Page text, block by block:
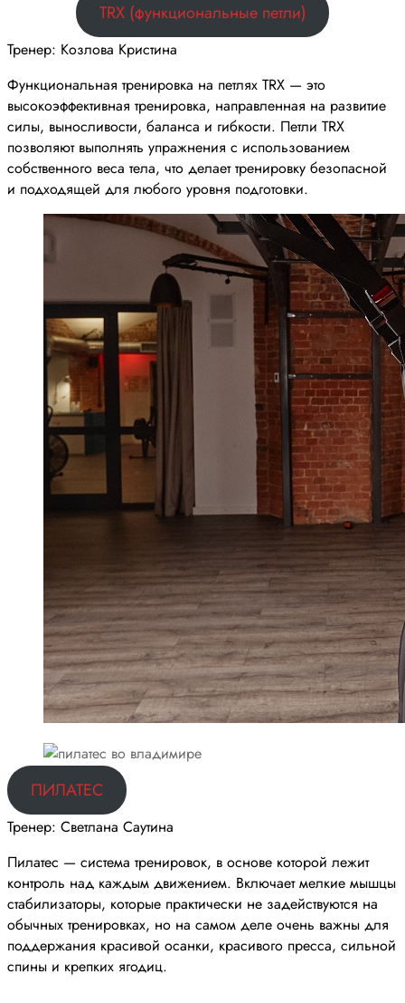
TRX (функциональные петли)
Тренер: Козлова Кристина
Функциональная тренировка на петлях TRX — это
высокоэффективная тренировка, направленная на развитие
силы, выносливости, баланса и гибкости. Петли TRX
позволяют выполнять упражнения с использованием
собственного веса тела, что делает тренировку безопасной
и подходящей для любого уровня подготовки.
ПИЛАТЕС
Тренер: Светлана Саутина
Пилатес — система тренировок, в основе которой лежит
контроль над каждым движением. Включает мелкие мышцы
стабилизаторы, которые практически не задействуются на
обычных тренировках, но на самом деле очень важны для
поддержания красивой осанки, красивого пресса, сильной
спины и крепких ягодиц.